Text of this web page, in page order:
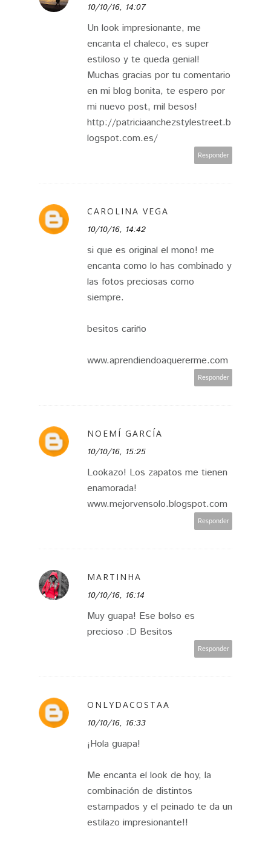
10/10/16, 14:07
Un look impresionante, me
encanta el chaleco, es super
estiloso y te queda genial!
Muchas gracias por tu comentario
en mi blog bonita, te espero por
mi nuevo post, mil besos!
http://patriciaanchezstylestreet.b
logspot.com.es/
Responder
CAROLINA VEGA
10/10/16, 14:42
si que es original el mono! me
encanta como lo has combinado y
las fotos preciosas como
siempre.
besitos cariño
www.aprendiendoaquererme.com
Responder
NOEMÍ GARCÍA
10/10/16, 15:25
Lookazo! Los zapatos me tienen
enamorada!
www.mejorvensolo.blogspot.com
Responder
MARTINHA
10/10/16, 16:14
Muy guapa! Ese bolso es
precioso :D Besitos
Responder
ONLYDACOSTAA
10/10/16, 16:33
¡Hola guapa!
Me encanta el look de hoy, la
combinación de distintos
estampados y el peinado te da un
estilazo impresionante!!